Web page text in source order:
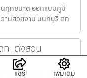
ทุกขนาด ออกแบบภูมิ
ามสวยงาม นนทบุรี ตก
แต่งสวน
กขนาด ออกแบบภูมิทัศน์
แชร์ เพิ่มเติม